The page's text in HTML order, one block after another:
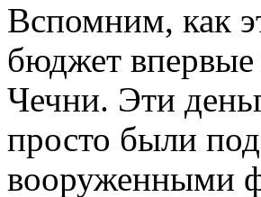
Вспомним, как
бюджет впервые
Чечни. Эти
просто были
вооруженными